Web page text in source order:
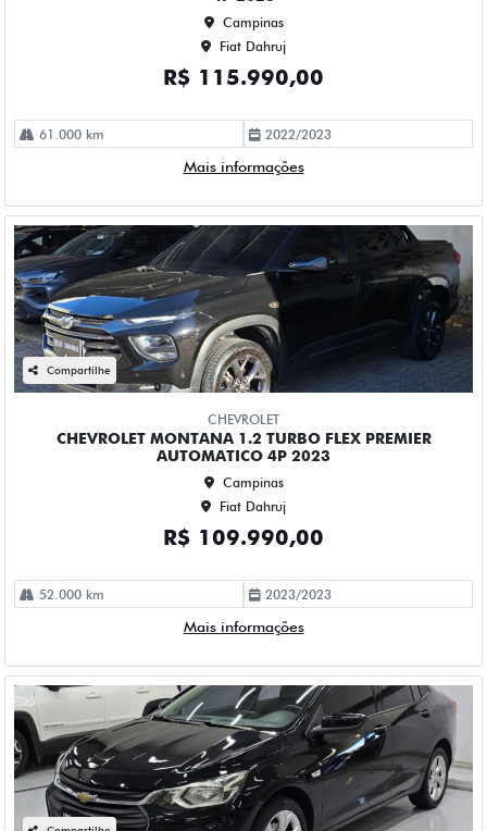
2023/2023
Mais informações
Compartilhe
CHEVROLET
CHEVROLET ONIX 1.0 TURBO FLEX LTZ AUTOMATICO 4P
2023
Campinas
Fiat Dahruj
R$ 84.990,00
2023/2023
Mais informações